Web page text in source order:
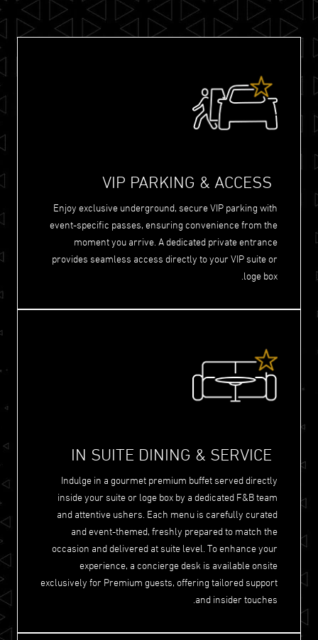
VIP PARKING & ACCESS
Enjoy exclusive underground, secure VIP parking with
event-specific passes, ensuring convenience from the
moment you arrive. A dedicated private entrance
provides seamless access directly to your VIP suite or
loge box.
IN SUITE DINING & SERVICE
Indulge in a gourmet premium buffet served directly
inside your suite or loge box by a dedicated F&B team
and attentive ushers. Each menu is carefully curated
and event-themed, freshly prepared to match the
occasion and delivered at suite level. To enhance your
experience, a concierge desk is available onsite
exclusively for Premium guests, offering tailored support
and insider touches.